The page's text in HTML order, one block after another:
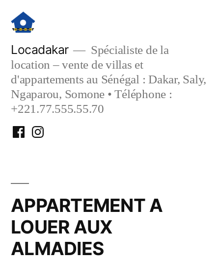
contenu
Locadakar
Spécialiste de la
location – vente de villas et
d'appartements au Sénégal : Dakar, Saly,
Ngaparou, Somone • Téléphone :
+221.77.555.55.70
FacebookInstagram
APPARTEMENT A
LOUER AUX
ALMADIES